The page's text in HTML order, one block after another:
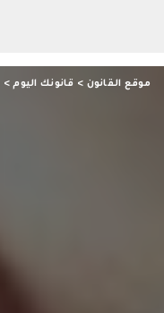
موقع القانون > قانونك اليوم>